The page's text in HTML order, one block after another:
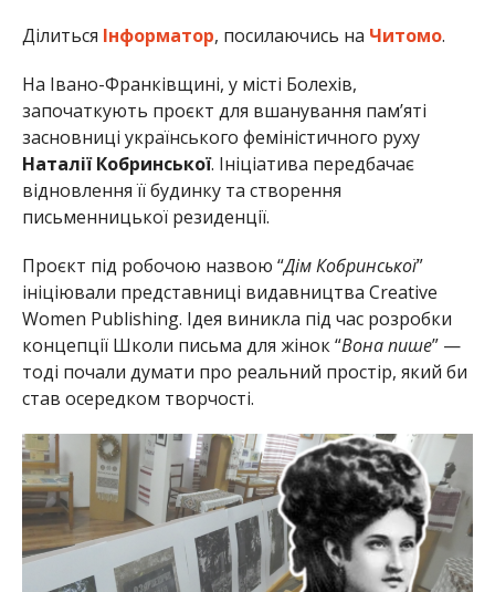
Ділиться Інформатор, посилаючись на Читомо.
На Івано-Франківщині, у місті Болехів,
започаткують проєкт для вшанування пам’яті
засновниці українського феміністичного руху
Наталії Кобринської. Ініціатива передбачає
відновлення її будинку та створення
письменницької резиденції.
Проєкт під робочою назвою “Дім Кобринської”
ініціювали представниці видавництва Creative
Women Publishing. Ідея виникла під час розробки
концепції Школи письма для жінок “Вона пише” —
тоді почали думати про реальний простір, який би
став осередком творчості.